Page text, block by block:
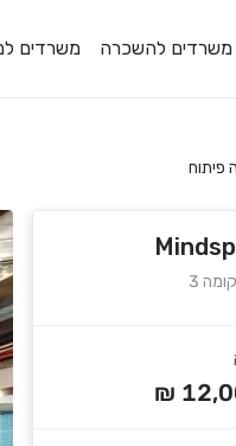
משרדים להשכרה משרדים
פיתוח
₪